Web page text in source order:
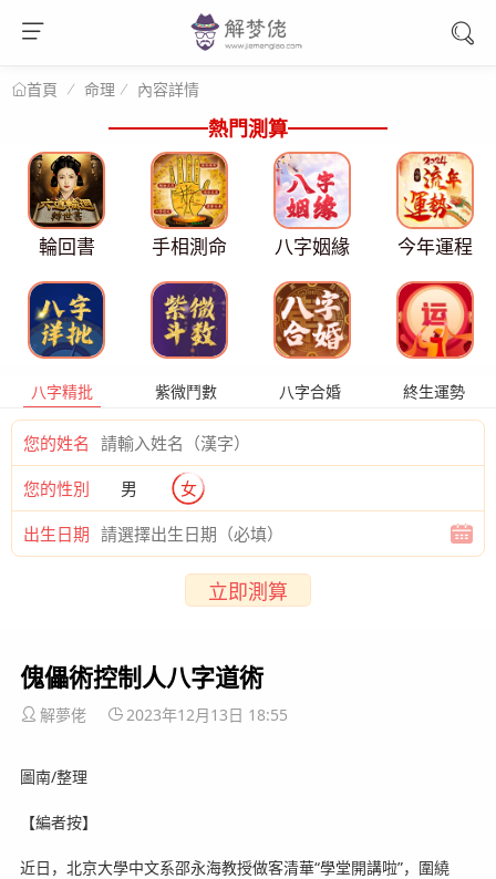
首頁 命理 內容詳情
熱門測算
輪回書 手相測命 八字姻緣 今年運程
八字精批 紫微鬥數 八字合婚 終生運勢
您的姓名
您的性別 男 女
出生日期
立即測算
傀儡術控制人八字道術
解夢佬 2023年12月13日 18:55
圖南/整理
【編者按】
近日，北京大學中文系邵永海教授做客清華“學堂開講啦”，圍繞